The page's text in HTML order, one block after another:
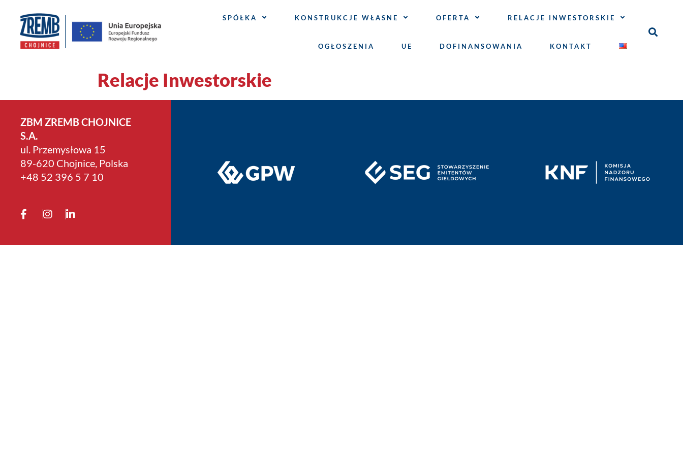
SPÓŁKA KONSTRUKCJE WŁASNE OFERTA RELACJE INWESTORSKIE
OGŁOSZENIA UE DOFINANSOWANIA KONTAKT
Relacje Inwestorskie
ZBM ZREMB CHOJNICE
S.A.
ul. Przemysłowa 15
89-620 Chojnice, Polska
+4­8 52 396 5 7 10